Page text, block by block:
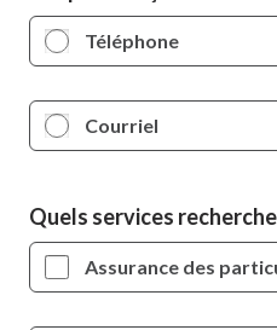
Téléphone
Courriel
Quels services
Assurance des